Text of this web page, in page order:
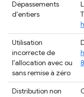
Dépassements
d'entiers
Utilisation
incorrecte de
l'allocation avec ou
sans remise à zéro
Distribution non